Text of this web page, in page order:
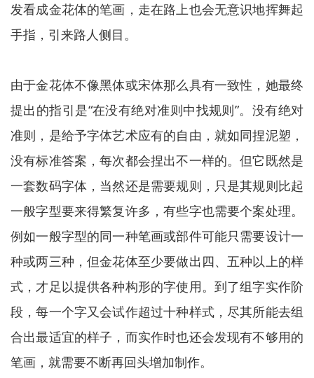
发看成金花体的笔画，走在路上也会无意识地挥舞起
手指，引来路人侧目。
由于金花体不像黑体或宋体那么具有一致性，她最终
提出的指引是“在没有绝对准则中找规则”。没有绝对
准则，是给予字体艺术应有的自由，就如同捏泥塑，
没有标准答案，每次都会捏出不一样的。但它既然是
一套数码字体，当然还是需要规则，只是其规则比起
一般字型要来得繁复许多，有些字也需要个案处理。
例如一般字型的同一种笔画或部件可能只需要设计一
种或两三种，但金花体至少要做出四、五种以上的样
式，才足以提供各种构形的字使用。到了组字实作阶
段，每一个字又会试作超过十种样式，尽其所能去组
合出最适宜的样子，而实作时也还会发现有不够用的
笔画，就需要不断再回头增加制作。